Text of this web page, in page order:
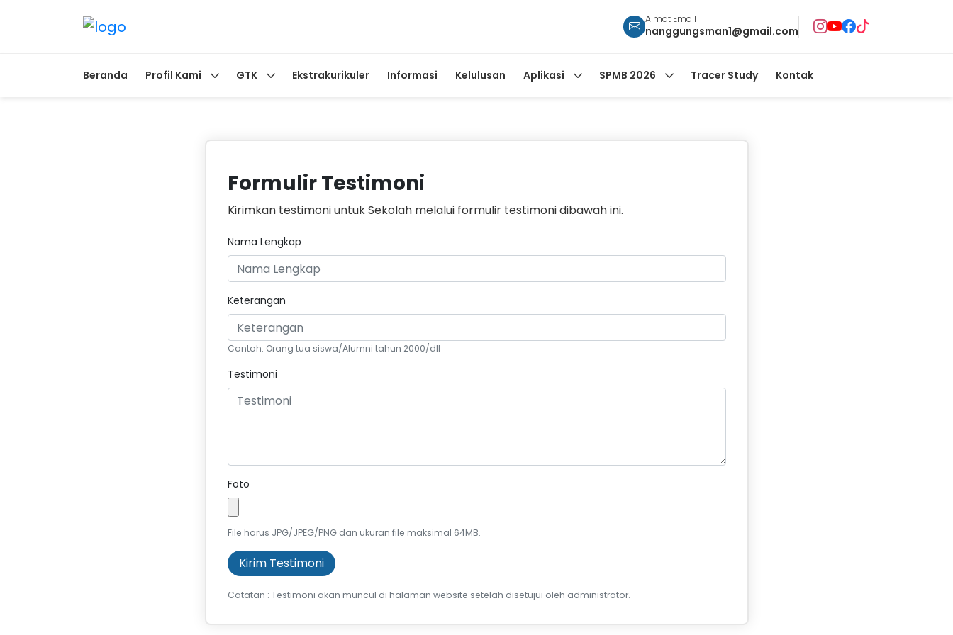
Almat Email
nanggungsman1@gmail.com
Beranda Profil Kami GTK Ekstrakurikuler Informasi Kelulusan Aplikasi SPMB 2026 Tracer Study Kontak
Formulir Testimoni
Kirimkan testimoni untuk Sekolah melalui formulir testimoni dibawah ini.
Nama Lengkap
Keterangan
Contoh: Orang tua siswa/Alumni tahun 2000/dll
Testimoni
Foto
File harus JPG/JPEG/PNG dan ukuran file maksimal 64MB.
Kirim Testimoni
Catatan : Testimoni akan muncul di halaman website setelah disetujui oleh administrator.